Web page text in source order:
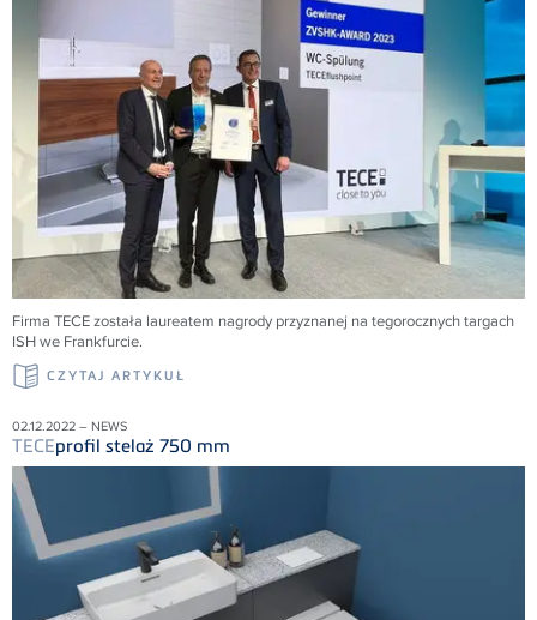
Firma TECEzostała laureatem nagrody przyznanej na tegorocznych targach
ISH we Frankfurcie.
CZYTAJ ARTYKUŁ
02.12.2022 – NEWS
TECEprofil stelaż 750 mm